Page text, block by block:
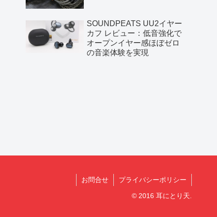
SOUNDPEATS UU2イヤー
カフ レビュー：低音強化で
オープンイヤー感ほぼゼロ
の音楽体験を実現
お問合せ プライバシーポリシー
© 2016 耳にとり天.